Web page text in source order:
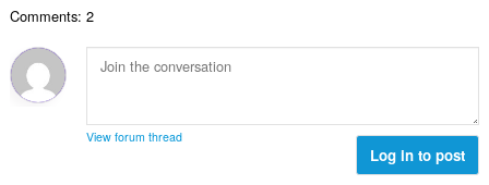
Comments: 2
View forum thread
Log in to post